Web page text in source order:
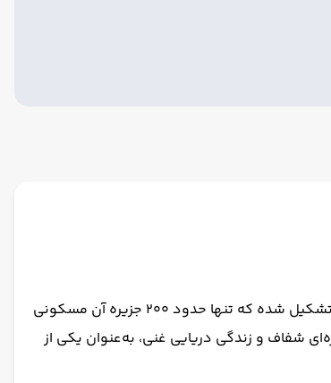
مالدیو، کشوری جزیره‌ای در جنوب غربی هند و سریلانکا، در اقیانوس هند واقع شده است. این مجمع‌الجزایر از حدود ۱٬۲۰۰ جزیره مرجانی کوچک تشکیل شده که تنها حدود ۲۰۰ جزیره آن مسکونی
شفاف و زندگی دریایی غنی، به‌عنوان یکی از